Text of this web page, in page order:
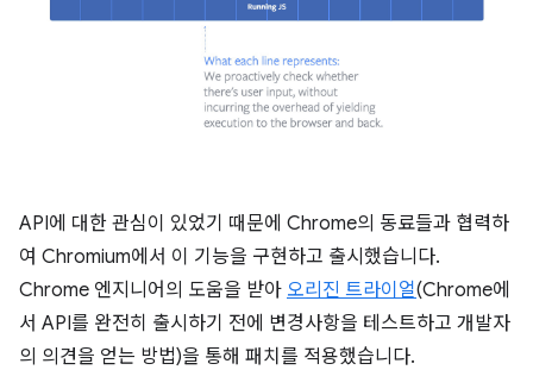
API에 대한 관심이 있었기 때문에 Chrome의 동료들과 협력하
여 Chromium에서 이 기능을 구현하고 출시했습니다.
Chrome 엔지니어의 도움을 받아 오리진 트라이얼(Chrome에
서 API를 완전히 출시하기 전에 변경사항을 테스트하고 개발자
의 의견을 얻는 방법)을 통해 패치를 적용했습니다.